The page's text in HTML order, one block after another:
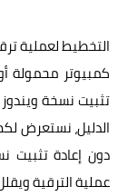
التخطيط لعملية
كمبيوتر محمولة
تثبيت نسخة
الدليل، نستعرض
دون إعادة
عملية الترقية